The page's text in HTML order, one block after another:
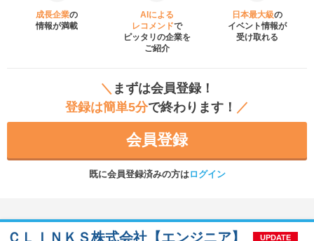
成長企業の
情報が満載
AIによる
レコメンドで
ピッタリの企業を
ご紹介
日本最大級の
イベント情報が
受け取れる
＼ まずは会員登録！
登録は簡単5分で終わります！ ／
会員登録
既に会員登録済みの方はログイン
ＣＬＩＮＫＳ株式会社【エンジニア】 UPDATE